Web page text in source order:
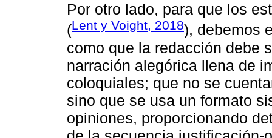
Por otro lado, para que los
(Lent y Voight, 2018), debemos
como que la redacción debe
narración alegórica llena de
coloquiales; que no se
sino que se usa un formato
opiniones, proporcionando